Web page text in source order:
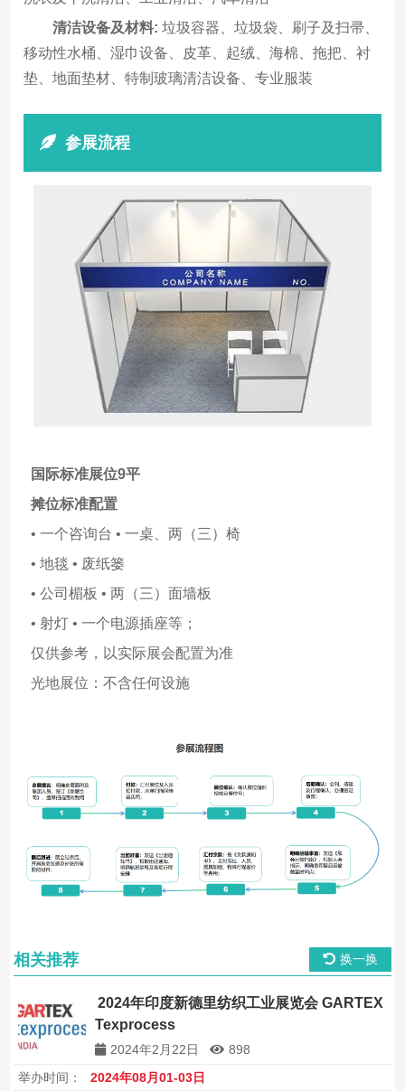
清洁设备及材料: 垃圾容器、垃圾袋、刷子及扫帚、
移动性水桶、湿巾设备、皮革、起绒、海棉、拖把、衬
垫、地面垫材、特制玻璃清洁设备、专业服装
参展流程
国际标准展位9平
摊位标准配置
• 一个咨询台 • 一桌、两（三）椅
• 地毯 • 废纸篓
• 公司楣板 • 两（三）面墙板
• 射灯 • 一个电源插座等；
仅供参考，以实际展会配置为准
光地展位：不含任何设施
相关推荐 换一换
2024年印度新德里纺织工业展览会 GARTEX
Texprocess
2024年2月22日
898
举办时间：
2024年08月01-03日